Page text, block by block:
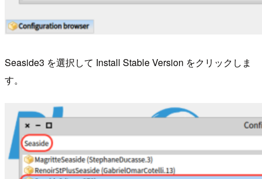
Seaside3 を選択して Install Stable Version をクリックしま
す。